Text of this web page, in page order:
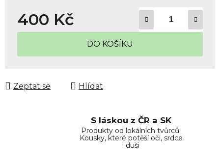
400 Kč
Měrná cena:
DO KOŠÍKU
Zeptat se Hlídat
S láskou z ČR a SK
Produkty od lokálních tvůrců.
Kousky, které potěší oči, srdce
i duši